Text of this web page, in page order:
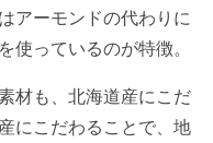
アーモンドの代わりに
っているのが特徴。
材も、北海道産にこだ
にこだわることで、地